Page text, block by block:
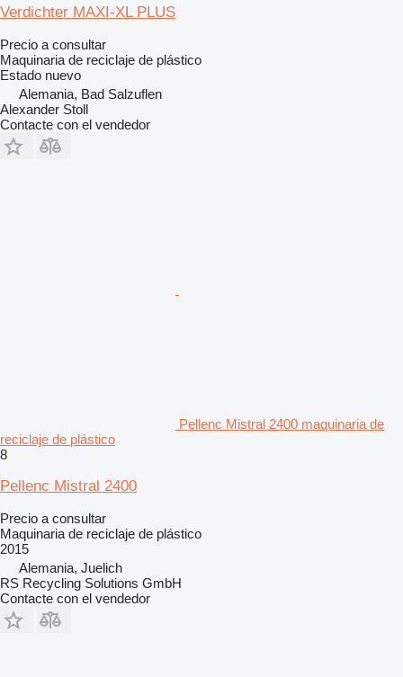
Verdichter MAXI-XL PLUS
Precio a consultar
Maquinaria de reciclaje de plástico
Estado nuevo
Alemania, Bad Salzuflen
Alexander Stoll
Contacte con el vendedor
Pellenc Mistral 2400 maquinaria de
reciclaje de plástico
8
Pellenc Mistral 2400
Precio a consultar
Maquinaria de reciclaje de plástico
2015
Alemania, Juelich
RS Recycling Solutions GmbH
Contacte con el vendedor